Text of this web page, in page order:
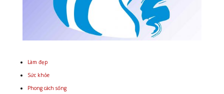
Làm đẹp
Sức khỏe
Phong cách sống